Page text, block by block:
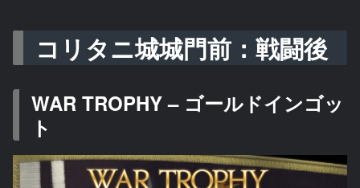
コリタニ城城門前：戦闘後
WAR TROPHY – ゴールドインゴッ
ト